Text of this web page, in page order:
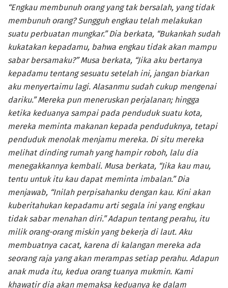
“Engkau membunuh orang yang tak bersalah, yang tidak
membunuh orang? Sungguh engkau telah melakukan
suatu perbuatan mungkar.” Dia berkata, “Bukankah sudah
kukatakan kepadamu, bahwa engkau tidak akan mampu
sabar bersamaku?” Musa berkata, “Jika aku bertanya
kepadamu tentang sesuatu setelah ini, jangan biarkan
aku menyertaimu lagi. Alasanmu sudah cukup mengenai
dariku.” Mereka pun meneruskan perjalanan; hingga
ketika keduanya sampai pada penduduk suatu kota,
mereka meminta makanan kepada penduduknya, tetapi
penduduk menolak menjamu mereka. Di situ mereka
melihat dinding rumah yang hampir roboh, lalu dia
menegakkannya kembali. Musa berkata, “Jika kau mau,
tentu untuk itu kau dapat meminta imbalan.” Dia
menjawab, “Inilah perpisahanku dengan kau. Kini akan
kuberitahukan kepadamu arti segala ini yang engkau
tidak sabar menahan diri.” Adapun tentang perahu, itu
milik orang-orang miskin yang bekerja di laut. Aku
membuatnya cacat, karena di kalangan mereka ada
seorang raja yang akan merampas setiap perahu. Adapun
anak muda itu, kedua orang tuanya mukmin. Kami
khawatir dia akan memaksa keduanya ke dalam